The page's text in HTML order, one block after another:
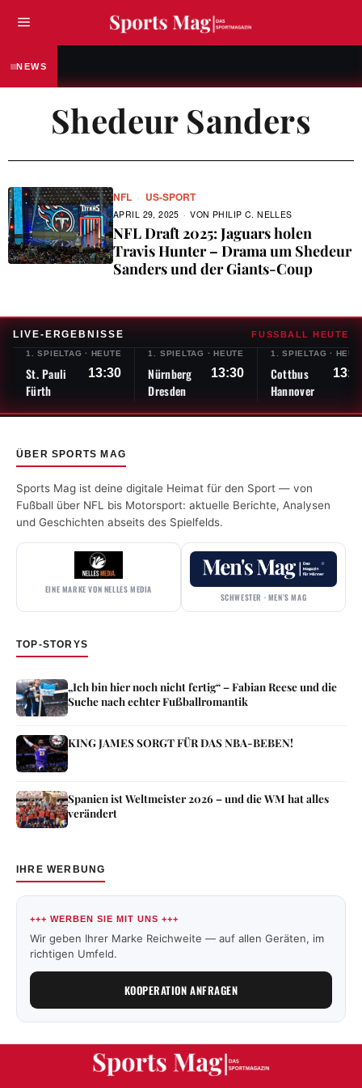
NEWS
Shedeur Sanders
NFL · US-SPORT
NFL Draft 2025: Jaguars holen
Travis Hunter – Drama um Shedeur
Sanders und der Giants-Coup
APRIL 29, 2025 VON PHILIP C. NELLES
LIVE-ERGEBNISSE FUSSBALL HEUTE
1. SPIELTAG · HEUTE
St. Pauli 13:30
Fürth
1. SPIELTAG ·HEUTE
Nürnberg 13:30
Dresden
1. SPIELTAG ·
Cottbus
Hannover
ÜBER SPORTS MAG
Sports Mag ist deine digitale Heimat für den Sport — von
Fußball über NFL bis Motorsport: aktuelle Berichte, Analysen
und Geschichten abseits des Spielfelds.
EINE MARKE VON NELLES MEDIA
SCHWESTER · MEN’S MAG
TOP-STORYS
„Ich bin hier noch nicht fertig“ – Fabian Reese und die
Suche nach echter Fußballromantik
KING JAMES SORGT FÜR DAS NBA-BEBEN!
Spanien ist Weltmeister 2026 – und die WM hat alles
verändert
IHRE WERBUNG
+++ WERBEN SIE MIT UNS +++
Wir geben Ihrer Marke Reichweite — auf allen Geräten, im
richtigen Umfeld.
KOOPERATION ANFRAGEN